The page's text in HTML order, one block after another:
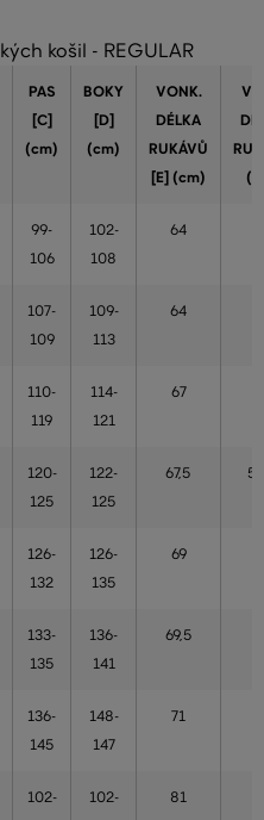
košil - REGULAR
PAS
[C]
(cm)
BOKY
[D]
(cm)
VONK.
DÉLKA
RUKÁVŮ
[E] (cm)
99-
106
102-
108
64
107-
109
109-
113
64
110-
119
114-
121
67
120-
125
122-
125
67,5
126-
132
126-
135
69
133-
135
136-
141
69,5
136-
145
148-
147
71
102-
102-
81